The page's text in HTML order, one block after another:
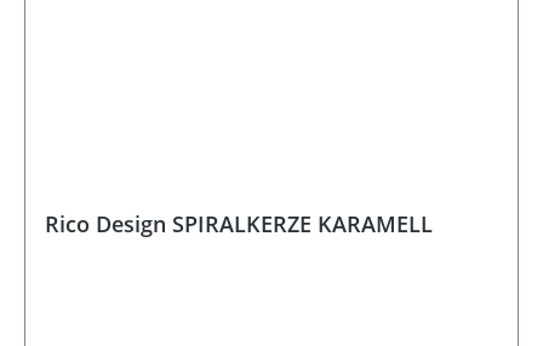
Rico Design SPIRALKERZE KARAMELL